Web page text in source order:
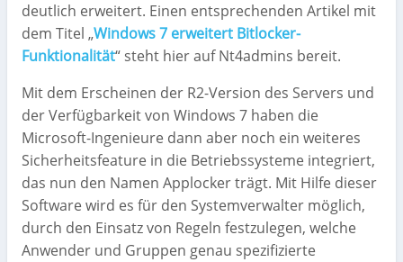
deutlich erweitert. Einen entsprechenden Artikel mit
dem Titel „Windows 7 erweitert Bitlocker-
Funktionalität“ steht hier auf Nt4admins bereit.
Mit dem Erscheinen der R2-Version des Servers und
der Verfügbarkeit von Windows 7 haben die
Microsoft-Ingenieure dann aber noch ein weiteres
Sicherheitsfeature in die Betriebssysteme integriert,
das nun den Namen Applocker trägt. Mit Hilfe dieser
Software wird es für den Systemverwalter möglich,
durch den Einsatz von Regeln festzulegen, welche
Anwender und Gruppen genau spezifizierte